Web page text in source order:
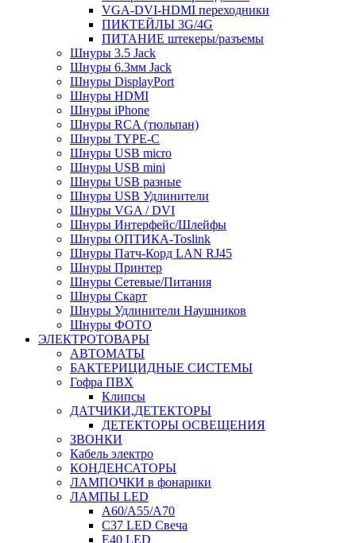
VGA-DVI-HDMI переходники
ПИКТЕЙЛЫ 3G/4G
ПИТАНИЕ штекеры/разъемы
Шнуры 3.5 Jack
Шнуры 6.3мм Jack
Шнуры DisplayPort
Шнуры HDMI
Шнуры iPhone
Шнуры RCA (тюльпан)
Шнуры TYPE-C
Шнуры USB micro
Шнуры USB mini
Шнуры USB разные
Шнуры USB Удлинители
Шнуры VGA / DVI
Шнуры Интерфейс/Шлейфы
Шнуры ОПТИКА-Toslink
Шнуры Патч-Корд LAN RJ45
Шнуры Принтер
Шнуры Сетевые/Питания
Шнуры Скарт
Шнуры Удлинители Наушников
Шнуры ФОТО
ЭЛЕКТРОТОВАРЫ
АВТОМАТЫ
БАКТЕРИЦИДНЫЕ СИСТЕМЫ
Гофра ПВХ
Клипсы
ДАТЧИКИ,ДЕТЕКТОРЫ
ДЕТЕКТОРЫ ОСВЕЩЕНИЯ
ЗВОНКИ
Кабель электро
КОНДЕНСАТОРЫ
ЛАМПОЧКИ в фонарики
ЛАМПЫ LED
A60/A55/A70
C37 LED Свеча
E40 LED